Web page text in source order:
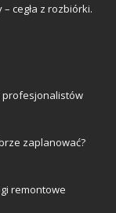
cegła z rozbiórki.
profesjonalistów
zaplanować?
remontowe